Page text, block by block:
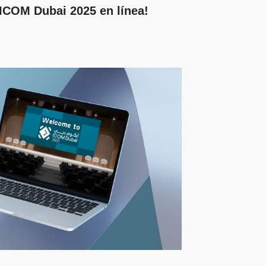
Dubai 2025 en línea!